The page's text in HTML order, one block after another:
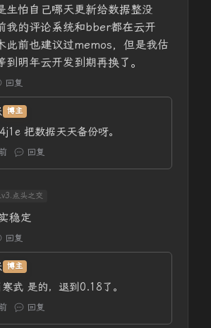
生怕自己哪天更新给数据整没
我的评论系统和bber都在云开
此前也建议过memos，但是我估
到明年云开发到期再换了。
回复
博主
把数据天天备份呀。
回复
点头之交
稳定
回复
博主
寒武 是的，退到0.18了。
回复